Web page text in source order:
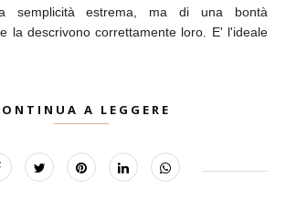
semplicità estrema, ma di una bontà
la descrivono correttamente loro. E' l'ideale
A LEGGERE